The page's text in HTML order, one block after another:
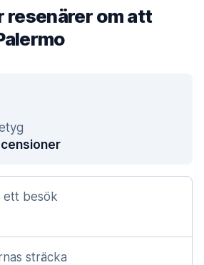
resenärer om att
ett besök
sträcka